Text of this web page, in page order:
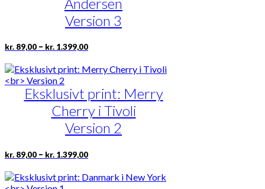
kan
vælges
på
Version 3
kr. 89,00 – kr. 1.399,00Prisinterval:
til
kr. 1.399,00
Dette
har
varianter.
Mulighederne
kan
vælges
på
Eksklusivt print: Merry
Cherry i Tivoli
Version 2
kr. 89,00 – kr. 1.399,00Prisinterval:
kr. 1.399,00
Dette
har